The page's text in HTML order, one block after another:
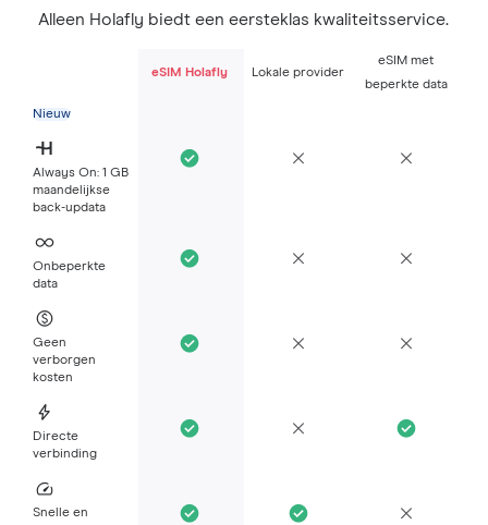
Alleen Holafly biedt een eersteklas kwaliteitsservice.
eSIM Holafly Lokale provider
eSIM met
beperkte data
Nieuw
Always On: 1 GB
maandelijkse
back-updata
Onbeperkte
data
Geen
verborgen
kosten
Directe
verbinding
Snelle en